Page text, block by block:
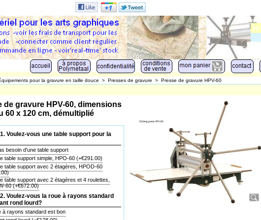
pour la gravure en taille douce > Presses de gravure > Presse de gravure HPV-60
de gravure HPV-60, dimensions
60 x 120 cm, démultiplié
Voulez-vous une table support pour la
besoin d'une table support
table support simple, HPO-60 (+€291.00)
table support avec 2 étagères, HPOD-60
)
table support avec 2 étagères et 4 roulettes,
60(+€672.00)
Voulez-vous la roue à rayons standard
rond lourd?
à rayons standard est bon